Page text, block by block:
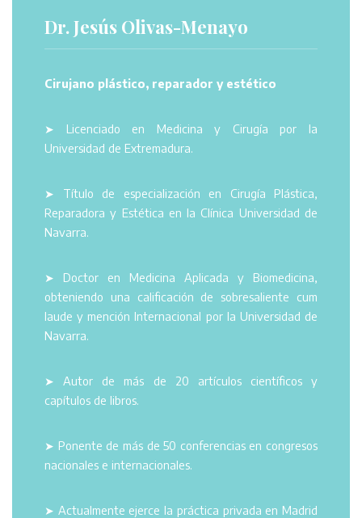
Dr. Jesús Olivas-Menayo
Cirujano plástico, reparador y estético
➤ Licenciado en Medicina y Cirugía por la
Universidad de Extremadura.
➤ Título de especialización en Cirugía Plástica,
Reparadora y Estética en la Clínica Universidad de
Navarra.
➤ Doctor en Medicina Aplicada y Biomedicina,
obteniendo una calificación de sobresaliente cum
laude y mención Internacional por la Universidad de
Navarra.
➤ Autor de más de 20 artículos científicos y
capítulos de libros.
➤ Ponente de más de 50 conferencias en congresos
nacionales e internacionales.
➤ Actualmente ejerce la práctica privada en Madrid